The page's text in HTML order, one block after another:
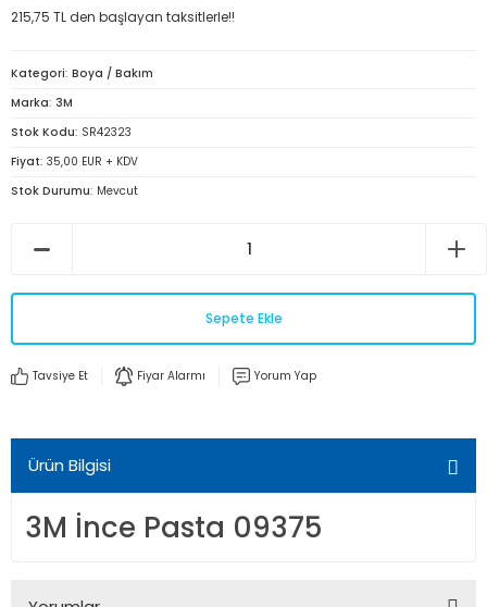
215,75 TL den başlayan taksitlerle!!
Kategori Boya / Bakım
Marka 3M
Stok Kodu SR42323
Fiyat 35,00 EUR + KDV
Stok Durumu Mevcut
Sepete Ekle
Tavsiye Et Fiyar Alarmı Yorum Yap
Ürün Bilgisi
3M İnce Pasta 09375